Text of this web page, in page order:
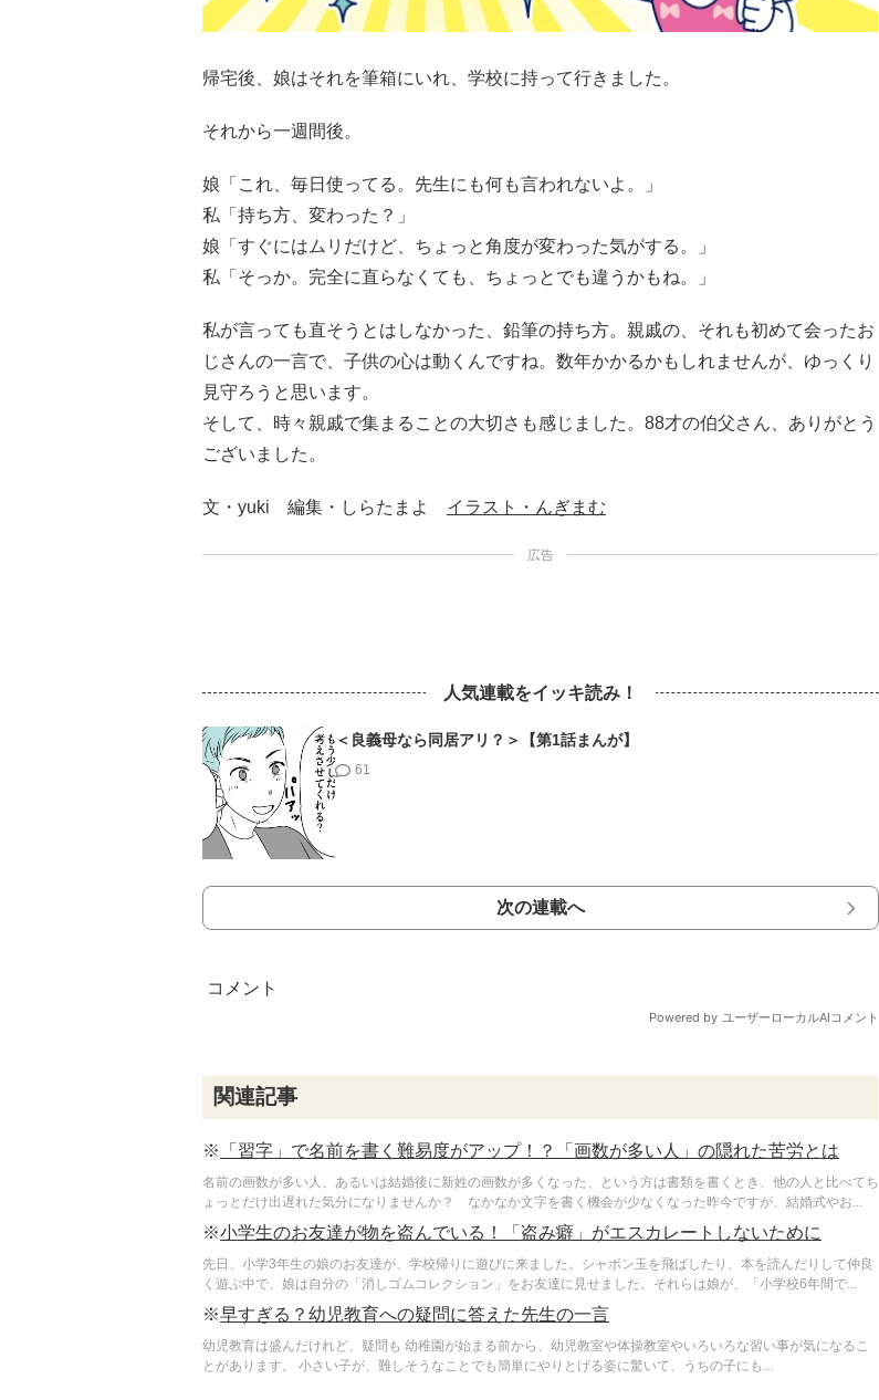
帰宅後、娘はそれを筆箱にいれ、学校に持って行きました。
それから一週間後。
娘「これ、毎日使ってる。先生にも何も言われないよ。」
私「持ち方、変わった？」
娘「すぐにはムリだけど、ちょっと角度が変わった気がする。」
私「そっか。完全に直らなくても、ちょっとでも違うかもね。」
私が言っても直そうとはしなかった、鉛筆の持ち方。親戚の、それも初めて会ったお
じさんの一言で、子供の心は動くんですね。数年かかるかもしれませんが、ゆっくり
見守ろうと思います。
そして、時々親戚で集まることの大切さも感じました。88才の伯父さん、ありがとう
ございました。
文・yuki 編集・しらたまよ イラスト・んぎまむ
広告
人気連載をイッキ読み！
＜良義母なら同居アリ？＞【第1話まんが】
61
次の連載へ
関連記事
※ 「習字」で名前を書く難易度がアップ！？「画数が多い人」の隠れた苦労とは
名前の画数が多い人、あるいは結婚後に新姓の画数が多くなった、という方は書類を書くとき、他の人と比べてち
ょっとだけ出遅れた気分になりませんか？ なかなか文字を書く機会が少なくなった昨今ですが、結婚式やお...
※小学生のお友達が物を盗んでいる！「盗み癖」がエスカレートしないために
先日、小学3年生の娘のお友達が、学校帰りに遊びに来ました。シャボン玉を飛ばしたり、本を読んだりして仲良
く遊ぶ中で、娘は自分の「消しゴムコレクション」をお友達に見せました。それらは娘が、「小学校6年間で...
※早すぎる？幼児教育への疑問に答えた先生の一言
幼児教育は盛んだけれど、疑問も 幼稚園が始まる前から、幼児教室や体操教室やいろいろな習い事が気になるこ
とがあります。 小さい子が、難しそうなことでも簡単にやりとげる姿に驚いて、うちの子にも...